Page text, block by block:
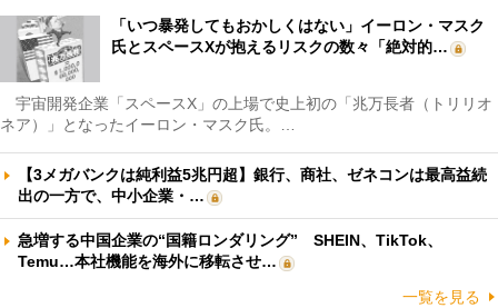
「いつ暴発してもおかしくはない」イーロン・マスク
氏とスペースXが抱えるリスクの数々「絶対的…
宇宙開発企業「スペースX」の上場で史上初の「兆万長者（トリリオ
ネア）」となったイーロン・マスク氏。…
【3メガバンクは純利益5兆円超】銀行、商社、ゼネコンは最高益続
出の一方で、中小企業・…
急増する中国企業の“国籍ロンダリング” SHEIN、TikTok、
Temu…本社機能を海外に移転させ…
一覧を見る